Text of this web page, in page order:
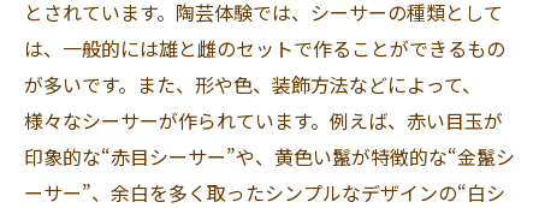
とされています。陶芸体験では、シーサーの種類として
は、一般的には雄と雌のセットで作ることができるもの
が多いです。また、形や色、装飾方法などによって、
様々なシーサーが作られています。例えば、赤い目玉が
印象的な“赤目シーサー”や、黄色い鬣が特徴的な“金鬣シ
ーサー”、余白を多く取ったシンプルなデザインの“白シ